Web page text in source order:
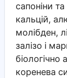
сапоніни
кальцій,
молібден,
залізо і
біологічно
коренева